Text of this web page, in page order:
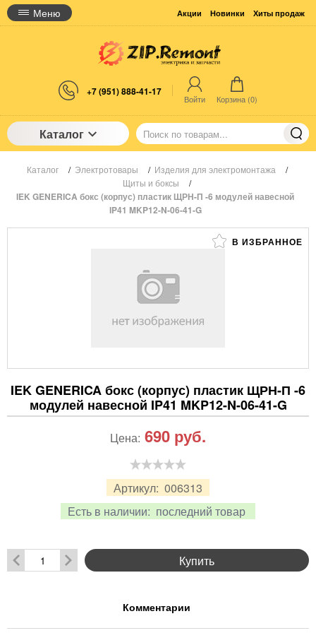
Меню Акции Новинки Хиты продаж
+7 (951) 888-41-17
Войти Корзина (0)
Каталог
Каталог / Электротовары / Изделия для электромонтажа
/
Щиты и боксы
/
IEK GENERICA бокс (корпус) пластик ЩРН-П -6 модулей навесной
IP41 MKP12-N-06-41-G
В ИЗБРАННОЕ
IEK GENERICA бокс (корпус) пластик ЩРН-П -6
модулей навесной IP41 MKP12-N-06-41-G
Артикул: 006313
Есть в наличии: последний товар
Цена: 690 руб.
Купить
Комментарии